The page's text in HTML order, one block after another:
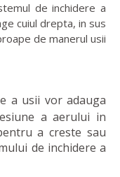
de inchidere a
cuiul drepta, in sus
de manerul usii
a usii vor adauga
a aerului in
a creste sau
de inchidere a